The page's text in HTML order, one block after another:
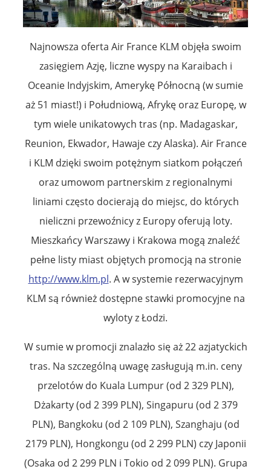
Najnowsza oferta Air France KLM objęła swoim
zasięgiem Azję, liczne wyspy na Karaibach i
Oceanie Indyjskim, Amerykę Północną (w sumie
aż 51 miast!) i Południową, Afrykę oraz Europę, w
tym wiele unikatowych tras (np. Madagaskar,
Reunion, Ekwador, Hawaje czy Alaska). Air France
i KLM dzięki swoim potężnym siatkom połączeń
oraz umowom partnerskim z regionalnymi
liniami często docierają do miejsc, do których
nieliczni przewoźnicy z Europy oferują loty.
Mieszkańcy Warszawy i Krakowa mogą znaleźć
pełne listy miast objętych promocją na stronie
http://www.klm.pl. A w systemie rezerwacyjnym
KLM są również dostępne stawki promocyjne na
wyloty z Łodzi.
W sumie w promocji znalazło się aż 22 azjatyckich
tras. Na szczególną uwagę zasługują m.in. ceny
przelotów do Kuala Lumpur (od 2 329 PLN),
Dżakarty (od 2 399 PLN), Singapuru (od 2 379
PLN), Bangkoku (od 2 109 PLN), Szanghaju (od
2179 PLN), Hongkongu (od 2 299 PLN) czy Japonii
(Osaka od 2 299 PLN i Tokio od 2 099 PLN). Grupa